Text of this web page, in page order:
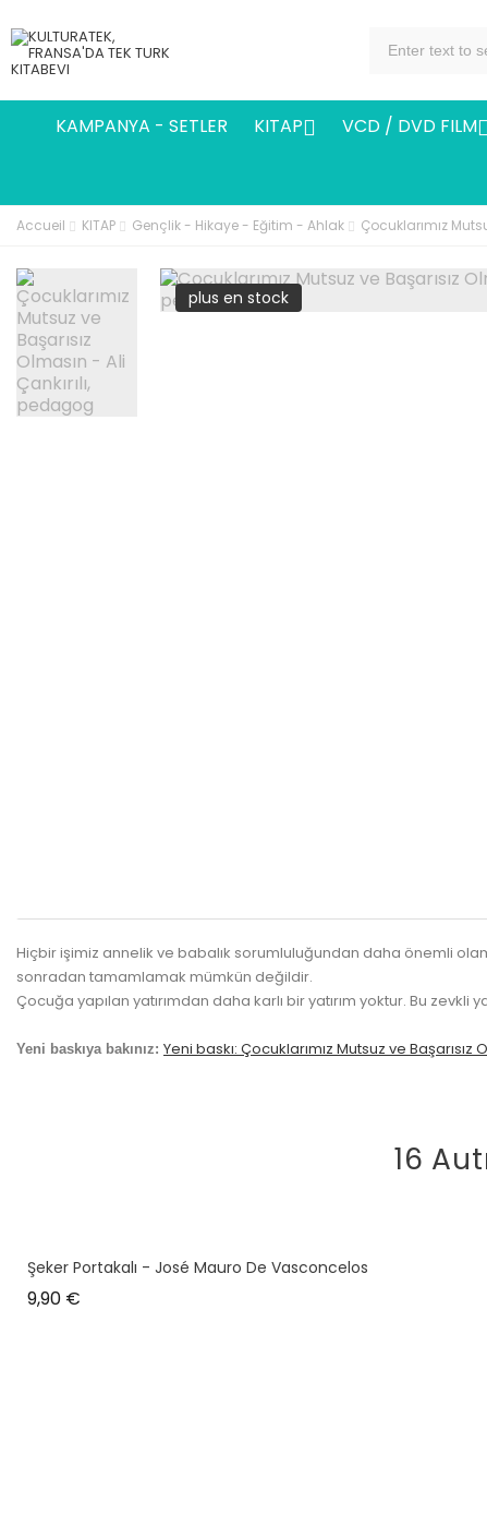
KAMPANYA - SETLER KITAP VCD / DVD FILM
Accueil KITAP Gençlik - Hikaye - Eğitim - Ahlak Çocuklarımız
plus en stock
Hiçbir işimiz annelik ve babalık sorumluluğundan daha önemli
sonradan tamamlamak mümkün değildir.
Çocuğa yapılan yatırımdan daha karlı bir yatırım yoktur. Bu
Yeni baskıya bakınız: Yeni baskı: Çocuklarımız Mutsuz ve Başarısız
16
Şeker Portakalı - José Mauro De Vasconcelos
9,90 €